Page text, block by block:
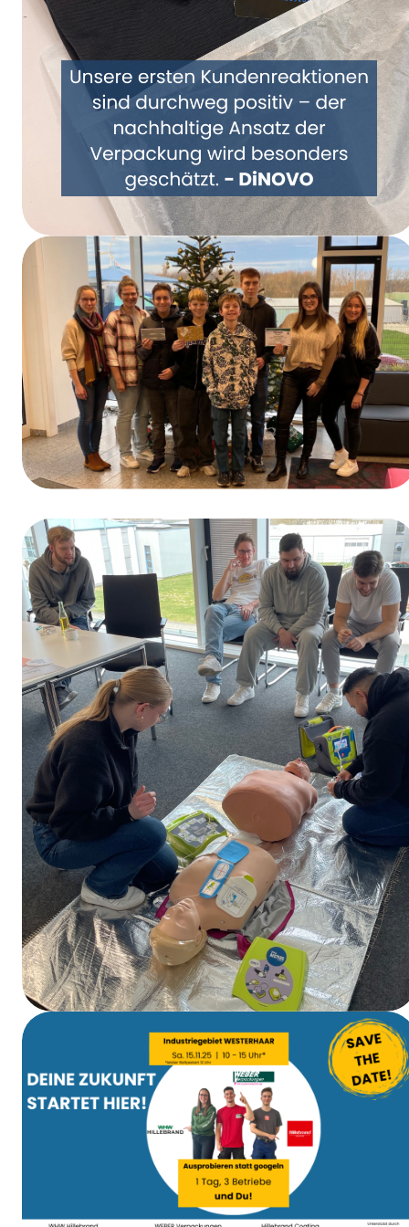
Repenser ensemble l’emballage – DiNOVO
passe aux emballages en papier
Gagnants du jeu-concours organisé à
l’occasion de la Journée de la formation
Formation aux premiers secours